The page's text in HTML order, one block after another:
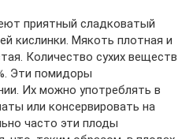
приятный сладковатый
кислинки. Мякоть плотная и
Количество сухих веществ
Эти помидоры
Их можно употреблять в
или консервировать на
часто эти плоды